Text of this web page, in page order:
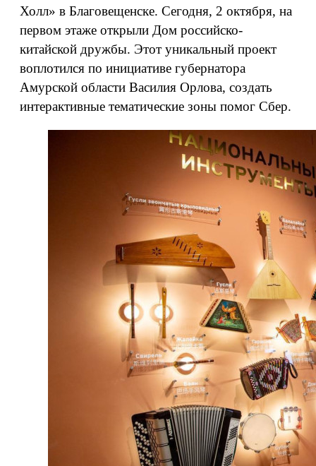
Холл» в Благовещенске. Сегодня, 2 октября, на
первом этаже открыли Дом российско-
китайской дружбы. Этот уникальный проект
воплотился по инициативе губернатора
Амурской области Василия Орлова, создать
интерактивные тематические зоны помог Сбер.